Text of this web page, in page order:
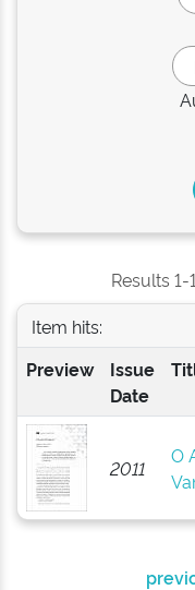
Results
Item hits:
Preview
Issue
Date
2011
O